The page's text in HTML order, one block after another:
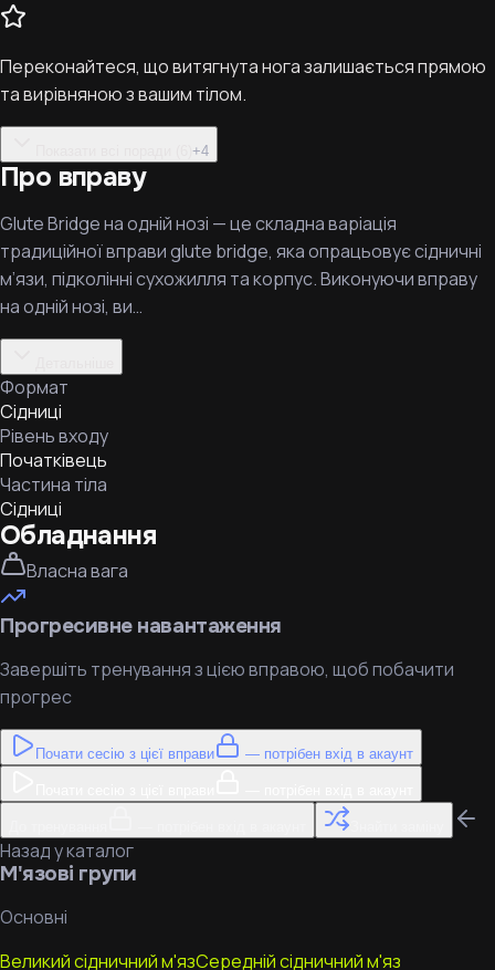
Переконайтеся, що витягнута нога залишається прямою
та вирівняною з вашим тілом.
+4
Про вправу
Glute Bridge на одній нозі — це складна варіація
традиційної вправи glute bridge, яка опрацьовує сідничні
м’язи, підколінні сухожилля та корпус. Виконуючи вправу
на одній нозі, ви…
Формат
Сідниці
Рівень входу
Початківець
Частина тіла
Сідниці
Обладнання
Власна вага
Прогресивне навантаження
Завершіть тренування з цією вправою, щоб побачити
прогрес
Почати сесію з цієї вправи — потрібен вхід в акаунт
Назад у каталог
М'язові групи
Основні
Великий сідничний м'язСередній сідничний м'яз